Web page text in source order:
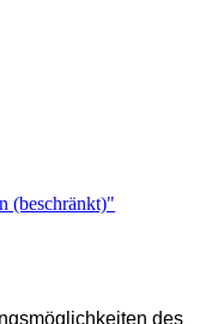
(beschränkt)"
des